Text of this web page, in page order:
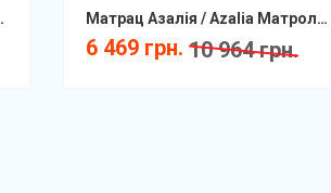
КММ Матрац Азалія / Azalia Матролюкс
6 469 грн. 10 964 грн.